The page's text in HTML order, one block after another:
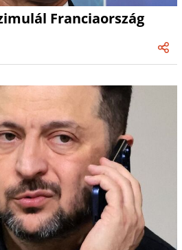
Franciaország